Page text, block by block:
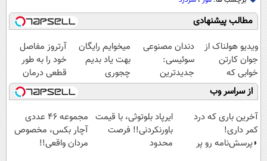
مطالب پیشنهادی
ویدیو هولناک از
جوان کارتن
خوابی که
میلیاردر شد.
آموزش رایگان
دندان مصنوعی
سوئیسی:
جدیدترین
فناوری اروپا،
سبک و مقاوم |
پرداخت قسطی
میخوایم رایگان
بهت یاد بدیم
چجوری
پولدارشی! باور
نداری امتحانش
مجانیه
آرتروز مفاصل
خود را به طور
قطعی درمان
کنید!
◗پرسش‌نامه◖
از سراسر وب
آخرین باری که درد
کمر داری!
◗پرسش‌نامه رو پر
ایرپاد بلوتوثی، با قیمت
باورنکردنی!! فرصت
محدود
مجموعه ۴۶ عددی
آچار بکس، مخصوص
مردان واقعی!!